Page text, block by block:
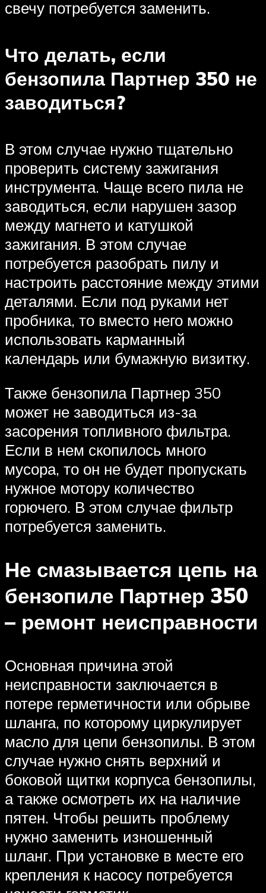
свечу потребуется заменить.
Что делать, если
бензопила Партнер 350 не
заводиться?
В этом случае нужно тщательно
проверить систему зажигания
инструмента. Чаще всего пила не
заводиться, если нарушен зазор
между магнето и катушкой
зажигания. В этом случае
потребуется разобрать пилу и
настроить расстояние между этими
деталями. Если под руками нет
пробника, то вместо него можно
использовать карманный
календарь или бумажную визитку.
Также бензопила Партнер 350
может не заводиться из-за
засорения топливного фильтра.
Если в нем скопилось много
мусора, то он не будет пропускать
нужное мотору количество
горючего. В этом случае фильтр
потребуется заменить.
Не смазывается цепь на
бензопиле Партнер 350
– ремонт неисправности
Основная причина этой
неисправности заключается в
потере герметичности или обрыве
шланга, по которому циркулирует
масло для цепи бензопилы. В этом
случае нужно снять верхний и
боковой щитки корпуса бензопилы,
а также осмотреть их на наличие
пятен. Чтобы решить проблему
нужно заменить изношенный
шланг. При установке в месте его
крепления к насосу потребуется